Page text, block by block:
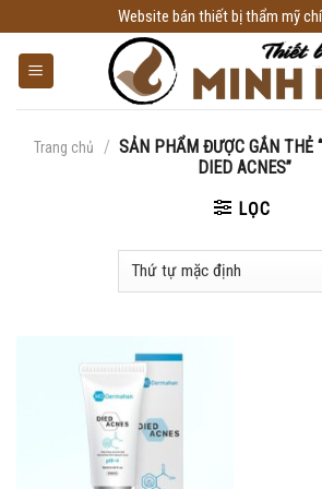
to
content
Website bán thiết bị thẩm mỹ
Trang chủ / SẢN PHẨM ĐƯỢC GẮN THẺ
DIED ACNES”
LỌC